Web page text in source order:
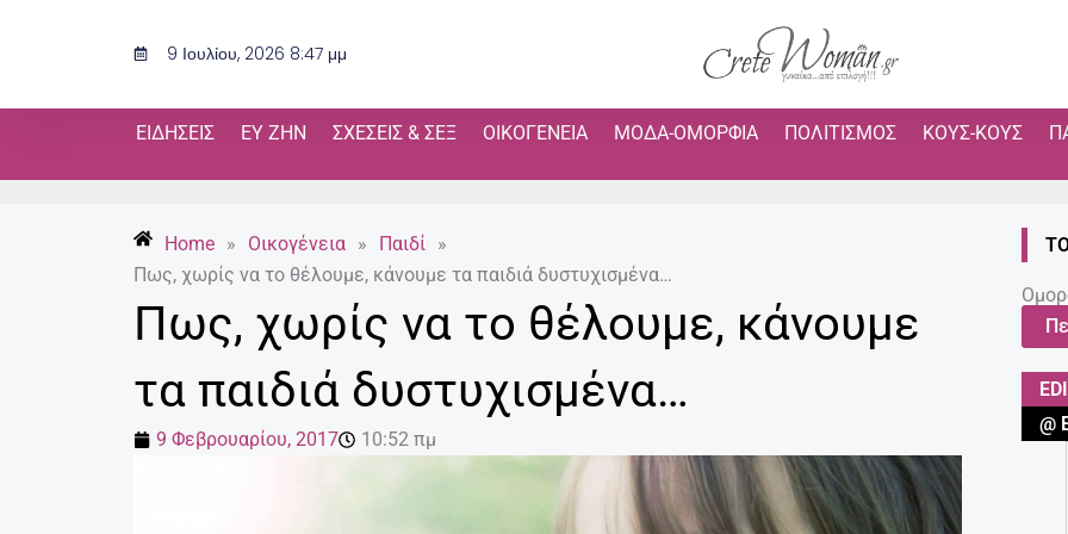
9 Ιουλίου, 2026 8:47 μμ
ΕΙΔΉΣΕΙΣ ΕΥ ΖΗΝ ΣΧΈΣΕΙΣ & ΣΕΞ ΟΙΚΟΓΈΝΕΙΑ ΜΌΔΑ-ΟΜΟΡΦΙΆ ΠΟΛΙΤΙΣΜΌΣ ΚΟΥΣ-ΚΟΥΣ
Home » Οικογένεια » Παιδί »
Πως, χωρίς να το θέλουμε, κάνουμε τα παιδιά δυστυχισμένα…
Πως, χωρίς να το θέλουμε, κάνουμε
τα παιδιά δυστυχισμένα…
9 Φεβρουαρίου, 2017 10:52 πμ
@